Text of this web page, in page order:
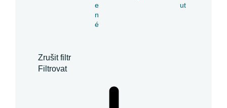
e
n
é
ut
Zrušit filtr
Filtrovat